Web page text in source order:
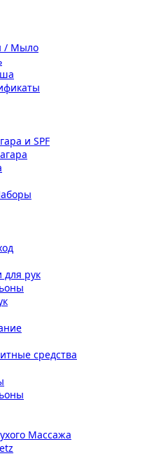
/ Мыло
и SPF
для рук
средства
Массажа